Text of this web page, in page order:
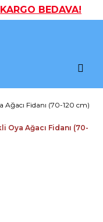
KARGO BEDAVA!